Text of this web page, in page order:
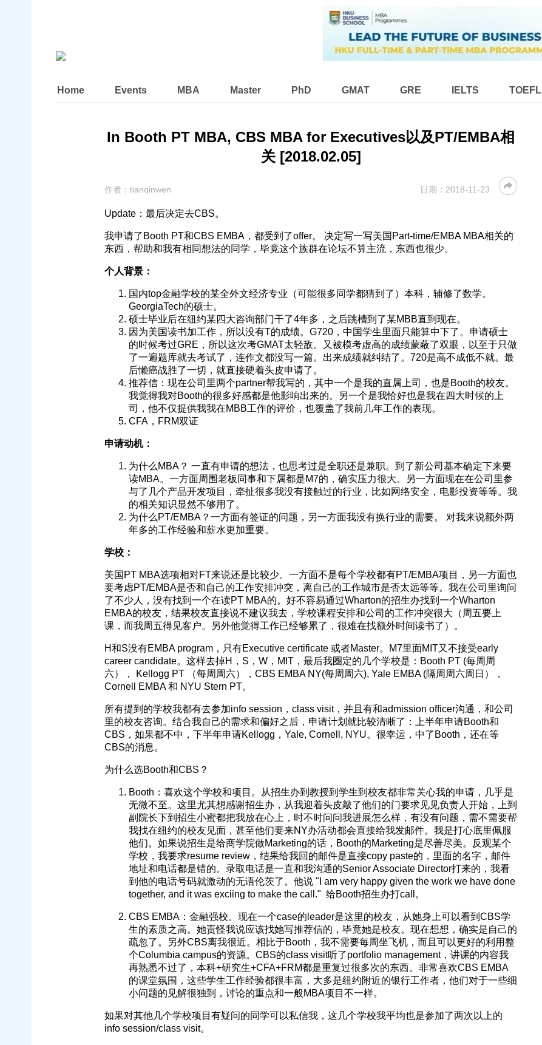
Home Events MBA Master PhD GMAT GRE IELTS TOEFL
In Booth PT MBA, CBS MBA for Executives以及PT/EMBA相
关 [2018.02.05]
作者： tianqinwen 日期： 2018-11-23
Update：最后决定去CBS。
我申请了Booth PT和CBS EMBA，都受到了offer。 决定写一写美国Part-time/EMBA MBA相关的
东西，帮助和我有相同想法的同学，毕竟这个族群在论坛不算主流，东西也很少。
个人背景：
国内top金融学校的某全外文经济专业（可能很多同学都猜到了）本科，辅修了数学。
GeorgiaTech的硕士。
硕士毕业后在纽约某四大咨询部门干了4年多，之后跳槽到了某MBB直到现在。
因为美国读书加工作，所以没有T的成绩。G720，中国学生里面只能算中下了。申请硕士
的时候考过GRE，所以这次考GMAT太轻敌。又被模考虚高的成绩蒙蔽了双眼，以至于只做
了一遍题库就去考试了，连作文都没写一篇。出来成绩就纠结了。720是高不成低不就。最
后懒癌战胜了一切，就直接硬着头皮申请了。
推荐信：现在公司里两个partner帮我写的，其中一个是我的直属上司，也是Booth的校友。
我觉得我对Booth的很多好感都是他影响出来的。另一个是我恰好也是我在四大时候的上
司，他不仅提供我我在MBB工作的评价，也覆盖了我前几年工作的表现。
CFA，FRM双证
申请动机：
为什么MBA？ 一直有申请的想法，也思考过是全职还是兼职。到了新公司基本确定下来要
读MBA。一方面周围老板同事和下属都是M7的，确实压力很大。另一方面现在在公司里参
与了几个产品开发项目，牵扯很多我没有接触过的行业，比如网络安全，电影投资等等。我
的相关知识显然不够用了。
为什么PT/EMBA？一方面有签证的问题，另一方面我没有换行业的需要。 对我来说额外两
年多的工作经验和薪水更加重要。
学校：
美国PT MBA选项相对FT来说还是比较少。一方面不是每个学校都有PT/EMBA项目，另一方面也
要考虑PT/EMBA是否和自己的工作安排冲突，离自己的工作城市是否太远等等。我在公司里询问
了不少人，没有找到一个在读PT MBA的。好不容易通过Wharton的招生办找到一个Wharton
EMBA的校友，结果校友直接说不建议我去，学校课程安排和公司的工作冲突很大（周五要上
课，而我周五得见客户。另外他觉得工作已经够累了，很难在找额外时间读书了）。
H和S没有EMBA program，只有Executive certificate 或者Master。M7里面MIT又不接受early
career candidate。这样去掉H，S，W，MIT，最后我圈定的几个学校是：Booth PT (每周周
六）， Kellogg PT （每周周六），CBS EMBA NY(每周周六), Yale EMBA (隔周周六周日），
Cornell EMBA 和 NYU Stern PT。
所有提到的学校我都有去参加info session，class visit，并且有和admission officer沟通，和公司
里的校友咨询。结合我自己的需求和偏好之后，申请计划就比较清晰了：上半年申请Booth和
CBS，如果都不中，下半年申请Kellogg，Yale, Cornell, NYU。很幸运，中了Booth，还在等
CBS的消息。
为什么选Booth和CBS？
Booth：喜欢这个学校和项目。从招生办到教授到学生到校友都非常关心我的申请，几乎是
无微不至。这里尤其想感谢招生办，从我迎着头皮敲了他们的门要求见见负责人开始，上到
副院长下到招生小蜜都把我放在心上，时不时问问我进展怎么样，有没有问题，需不需要帮
我找在纽约的校友见面，甚至他们要来NY办活动都会直接给我发邮件。我是打心底里佩服
他们。如果说招生是给商学院做Marketing的话，Booth的Marketing是尽善尽美。反观某个
学校，我要求resume review，结果给我回的邮件是直接copy paste的，里面的名字，邮件
地址和电话都是错的。录取电话是一直和我沟通的Senior Associate Director打来的，我看
到他的电话号码就激动的无语伦茨了。他说 "I am very happy given the work we have done
together, and it was exciing to make the call." 给Booth招生办打call。
CBS EMBA：金融强校。现在一个case的leader是这里的校友，从她身上可以看到CBS学
生的素质之高。她责怪我说应该找她写推荐信的，毕竟她是校友。现在想想，确实是自己的
疏忽了。另外CBS离我很近。相比于Booth，我不需要每周坐飞机，而且可以更好的利用整
个Columbia campus的资源。CBS的class visit听了portfolio management，讲课的内容我
再熟悉不过了，本科+研究生+CFA+FRM都是重复过很多次的东西。非常喜欢CBS EMBA
的课堂氛围，这些学生工作经验都很丰富，大多是纽约附近的银行工作者，他们对于一些细
小问题的见解很独到，讨论的重点和一般MBA项目不一样。
如果对其他几个学校项目有疑问的同学可以私信我，这几个学校我平均也是参加了两次以上的
info session/class visit。